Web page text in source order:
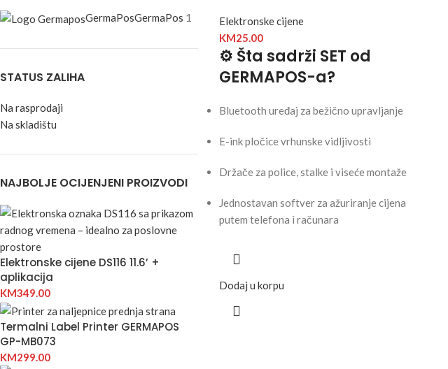
GermaPosGermaPos 1
STATUS ZALIHA
Na rasprodaji
Na skladištu
NAJBOLJE OCIJENJENI PROIZVODI
Elektronske cijene DS116 11.6’ +
aplikacija
KM349.00
Termalni Label Printer GERMAPOS
GP-MB073
KM299.00
Elektronske cijene
KM25.00
⚙️ Šta sadrži SET od
GERMAPOS-a?
Bluetooth uređaj za bežično upravljanje
E-ink pločice vrhunske vidljivosti
Držače za police, stalke i viseće montaže
Jednostavan softver za ažuriranje cijena
putem telefona i računara
Dodaj u korpu